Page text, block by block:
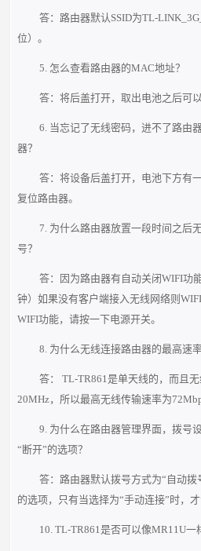
答：路由器默认SSID为TL-
位）。
5. 怎么查看路由器的MAC地址？
答：将后盖打开，取出电池之后可以
6. 当忘记了无线密码，进不了路由
器？
答：将设备后盖打开，电池下方有
复位路由器。
7. 为什么路由器放置一段时间之后
号？
答：因为路由器有自动关闭WIFI功
钟）如果没有客户端接入无线网络则
WIFI功能，请按一下电源开关。
8. 为什么无线连接路由器的最高速
答： TL-TR861是单天线的，而且
20MHz，所以最高无线传输速率为
9. 为什么在路由器管理界面，拨号
“断开”的选项？
答：路由器默认拨号方式为“自动拨
的选项，只有当选择为“手动连接”时，才
10. TL-TR861是否可以像MR11U一